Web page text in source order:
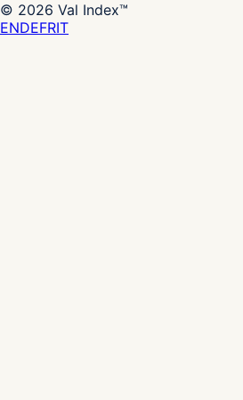
© 2026 Val Index™
ENDEFRIT